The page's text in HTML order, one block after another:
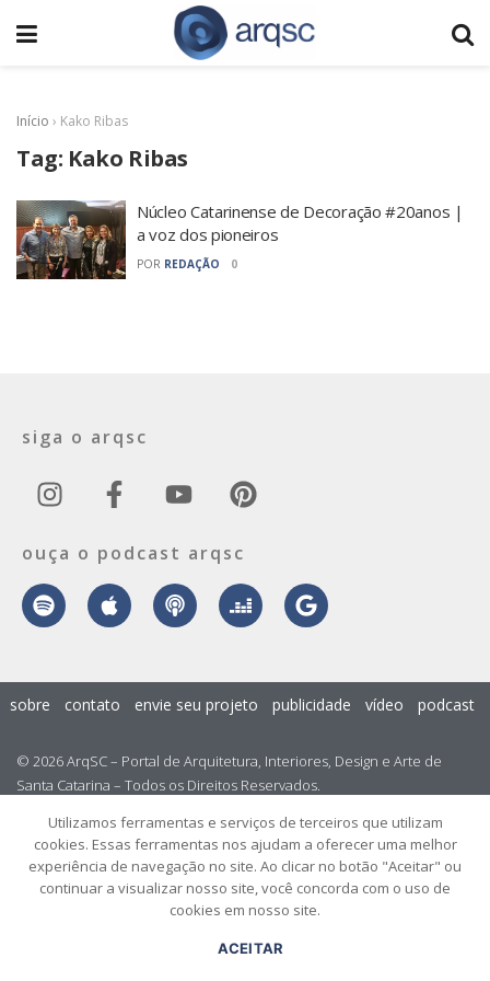
Início › Kako Ribas
Tag: Kako Ribas
Núcleo Catarinense de Decoração #20anos |
a voz dos pioneiros
POR REDAÇÃO 0
siga o arqsc
ouça o podcast arqsc
© 2026 ArqSC – Portal de Arquitetura, Interiores, Design e Arte de
Santa Catarina – Todos os Direitos Reservados.
sobre contato envie seu projeto publicidade vídeo podcast
Utilizamos ferramentas e serviços de terceiros que utilizam
cookies. Essas ferramentas nos ajudam a oferecer uma melhor
experiência de navegação no site. Ao clicar no botão "Aceitar" ou
continuar a visualizar nosso site, você concorda com o uso de
cookies em nosso site.
ACEITAR